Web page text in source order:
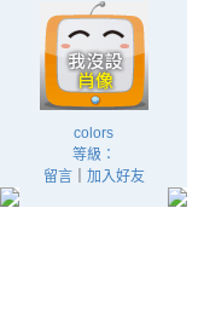
colors
等級：
留言｜ 加入好友